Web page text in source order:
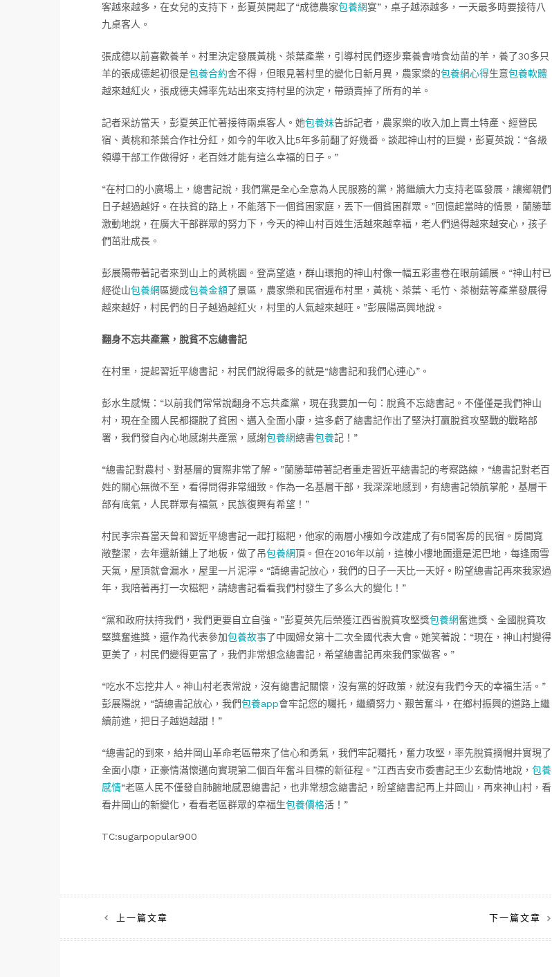
客越來越多，在女兒的支持下，彭夏英開起了“成德農家包養網宴”，桌子越添越多，一天最多時要接待八
九桌客人。
張成德以前喜歡養羊。村里決定發展黃桃、茶葉產業，引導村民們逐步棄養會啃食幼苗的羊，養了30多只
羊的張成德起初很是包養合約舍不得，但眼見著村里的變化日新月異，農家樂的包養網心得生意包養軟體
越來越紅火，張成德夫婦率先站出來支持村里的決定，帶頭賣掉了所有的羊。
記者采訪當天，彭夏英正忙著接待兩桌客人。她包養妹告訴記者，農家樂的收入加上賣土特產、經營民
宿、黃桃和茶葉合作社分紅，如今的年收入比5年多前翻了好幾番。談起神山村的巨變，彭夏英說：“各級
領導干部工作做得好，老百姓才能有這么幸福的日子。”
“在村口的小廣場上，總書記說，我們黨是全心全意為人民服務的黨，將繼續大力支持老區發展，讓鄉親們
日子越過越好。在扶貧的路上，不能落下一個貧困家庭，丟下一個貧困群眾。”回憶起當時的情景，蘭勝華
激動地說，在廣大干部群眾的努力下，今天的神山村百姓生活越來越幸福，老人們過得越來越安心，孩子
們茁壯成長。
彭展陽帶著記者來到山上的黃桃園。登高望遠，群山環抱的神山村像一幅五彩畫卷在眼前鋪展。“神山村已
經從山包養網區變成包養金額了景區，農家樂和民宿遍布村里，黃桃、茶葉、毛竹、茶樹菇等產業發展得
越來越好，村民們的日子越過越紅火，村里的人氣越來越旺。”彭展陽高興地說。
翻身不忘共產黨，脫貧不忘總書記
在村里，提起習近平總書記，村民們說得最多的就是“總書記和我們心連心”。
彭水生感慨：“以前我們常常說翻身不忘共產黨，現在我要加一句：脫貧不忘總書記。不僅僅是我們神山
村，現在全國人民都擺脫了貧困、邁入全面小康，這多虧了總書記作出了堅決打贏脫貧攻堅戰的戰略部
署，我們發自內心地感謝共產黨，感謝包養網總書包養記！”
“總書記對農村、對基層的實際非常了解。”蘭勝華帶著記者重走習近平總書記的考察路線，“總書記對老百
姓的關心無微不至，看得問得非常細致。作為一名基層干部，我深深地感到，有總書記領航掌舵，基層干
部有底氣，人民群眾有福氣，民族復興有希望！”
村民李宗吾當天曾和習近平總書記一起打糍粑，他家的兩層小樓如今改建成了有5間客房的民宿。房間寬
敞整潔，去年還新鋪上了地板，做了吊包養網頂。但在2016年以前，這棟小樓地面還是泥巴地，每逢雨雪
天氣，屋頂就會漏水，屋里一片泥濘。“請總書記放心，我們的日子一天比一天好。盼望總書記再來我家過
年，我陪著再打一次糍粑，請總書記看看我們村發生了多么大的變化！”
“黨和政府扶持我們，我們更要自立自強。”彭夏英先后榮獲江西省脫貧攻堅獎包養網奮進獎、全國脫貧攻
堅獎奮進獎，還作為代表參加包養故事了中國婦女第十二次全國代表大會。她笑著說：“現在，神山村變得
更美了，村民們變得更富了，我們非常想念總書記，希望總書記再來我們家做客。”
“吃水不忘挖井人。神山村老表常說，沒有總書記關懷，沒有黨的好政策，就沒有我們今天的幸福生活。”
彭展陽說，“請總書記放心，我們包養app會牢記您的囑托，繼續努力、艱苦奮斗，在鄉村振興的道路上繼
續前進，把日子越過越甜！”
“總書記的到來，給井岡山革命老區帶來了信心和勇氣，我們牢記囑托，奮力攻堅，率先脫貧摘帽并實現了
全面小康，正豪情滿懷邁向實現第二個百年奮斗目標的新征程。”江西吉安市委書記王少玄動情地說， 包養
感情“老區人民不僅發自肺腑地感恩總書記，也非常想念總書記，盼望總書記再上井岡山，再來神山村，看
看井岡山的新變化，看看老區群眾的幸福生包養價格活！”
TC:sugarpopular900
文
章
上一篇文章 下一篇文章